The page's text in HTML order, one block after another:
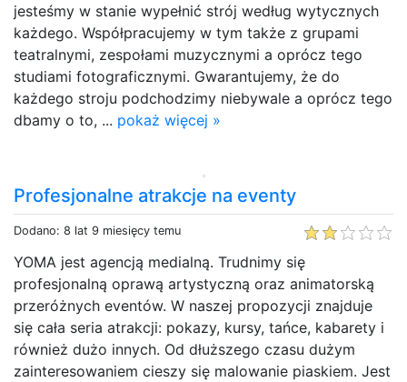
jesteśmy w stanie wypełnić strój według wytycznych
każdego. Współpracujemy w tym także z grupami
teatralnymi, zespołami muzycznymi a oprócz tego
studiami fotograficznymi. Gwarantujemy, że do
każdego stroju podchodzimy niebywale a oprócz tego
dbamy o to, ... pokaż więcej »
Profesjonalne atrakcje na eventy
Dodano: 8 lat 9 miesięcy temu
YOMA jest agencją medialną. Trudnimy się
profesjonalną oprawą artystyczną oraz animatorską
przeróżnych eventów. W naszej propozycji znajduje
się cała seria atrakcji: pokazy, kursy, tańce, kabarety i
również dużo innych. Od dłuższego czasu dużym
zainteresowaniem cieszy się malowanie piaskiem. Jest